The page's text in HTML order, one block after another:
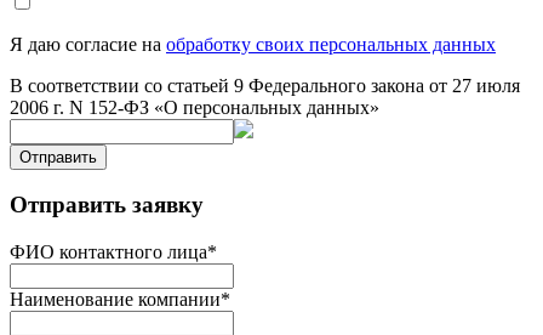
Я даю согласие на обработку своих персональных данных
В соответствии со статьей 9 Федерального закона от 27 июля
2006 г. N 152-ФЗ «О персональных данных»
Отправить
Отправить заявку
ФИО контактного лица*
Наименование компании*